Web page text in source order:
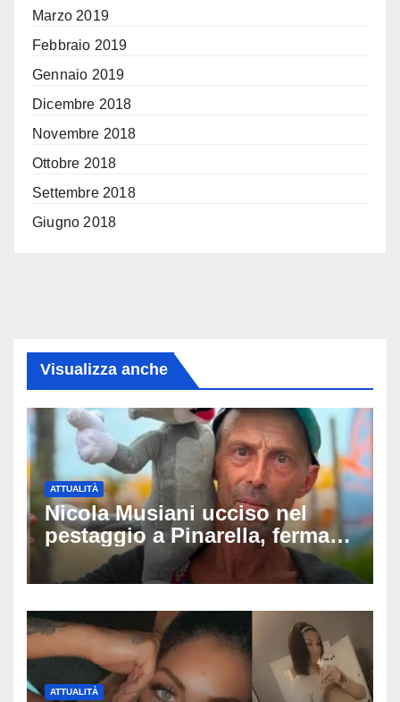
Marzo 2019
Febbraio 2019
Gennaio 2019
Dicembre 2018
Novembre 2018
Ottobre 2018
Settembre 2018
Giugno 2018
Visualizza anche
ATTUALITÀ
Nicola Musiani ucciso nel
pestaggio a Pinarella, fermati
quattro giovani: la svolta
dopo video, intercettazioni e
ATTUALITÀ